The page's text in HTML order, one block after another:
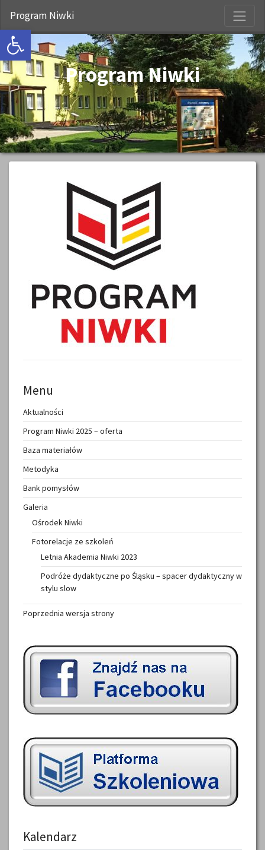
Open toolbar
Program Niwki
Program Niwki
Menu
Aktualności
Program Niwki 2025 – oferta
Baza materiałów
Metodyka
Bank pomysłów
Galeria
Ośrodek Niwki
Fotorelacje ze szkoleń
Letnia Akademia Niwki 2023
Podróże dydaktyczne po Śląsku – spacer dydaktyczny w
stylu slow
Poprzednia wersja strony
Kalendarz